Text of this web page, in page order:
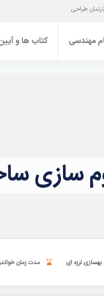
طراحی
مهندسی کتاب ها و
سازی
لرزه ای مدت زمان خواندن